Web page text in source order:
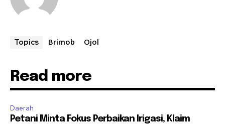
Topics Brimob Ojol
Read more
Daerah
Petani Minta Fokus Perbaikan Irigasi, Klaim